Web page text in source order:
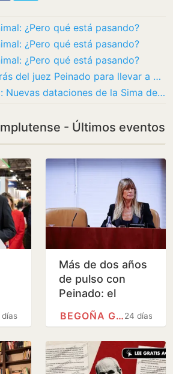
¿Pero qué está pasando?
¿Pero qué está pasando?
¿Pero qué está pasando?
Cuenta atrás del juez Peinado para llevar a Begoña Gómez a juicio antes de jubilarse
Atapuerca: Nuevas dataciones de la Sima del Elefante precisan la historia de la formación…
- Últimos eventos
días
Más de dos años
de pulso con
Peinado: el
recorrido judicial
de la causa que
Gómez al…
24 días
BEGOÑA GÓMEZ